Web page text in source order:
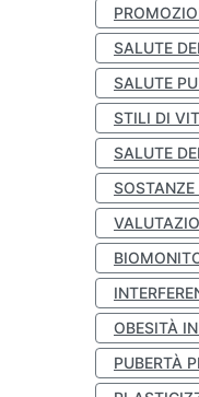
SALUTE
SALUTE
STILI DI
SALUTE
OBESITÀ
PUBERTÀ